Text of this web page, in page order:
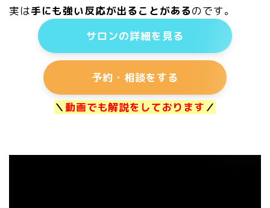
実は手にも強い反応が出ることがあるのです。
サロンの詳細を見る
予約・相談をする
＼ 動画でも解説をしております ／